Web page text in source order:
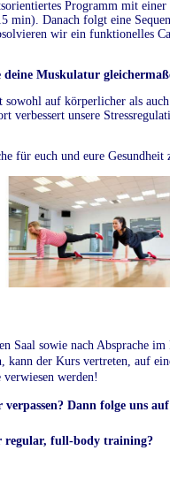
Programm mit
min). Danach folgt eine
wir ein funktionelles
Muskulatur
sowohl auf körperlicher als
verbessert unsere
für euch und eure
Saal sowie nach Absprache im
kann der Kurs vertreten, auf
werden!
Dann folge uns
regular, full-body training?